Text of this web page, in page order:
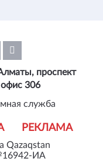
Qazaqstan
ИА
РЕКЛАМА
проспект
306
служба